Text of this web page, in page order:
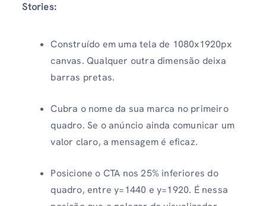
Stories:
Construído em uma tela de 1080x1920px
canvas. Qualquer outra dimensão deixa
barras pretas.
Cubra o nome da sua marca no primeiro
quadro. Se o anúncio ainda comunicar um
valor claro, a mensagem é eficaz.
Posicione o CTA nos 25% inferiores do
quadro, entre y=1440 e y=1920. É nessa